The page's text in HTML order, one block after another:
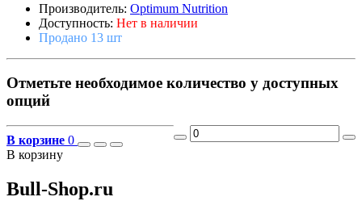
Производитель: Optimum Nutrition
Доступность: Нет в наличии
Продано 13 шт
Отметьте необходимое количество у доступных
опций
В корзине 0
В корзину
Bull-Shop.ru